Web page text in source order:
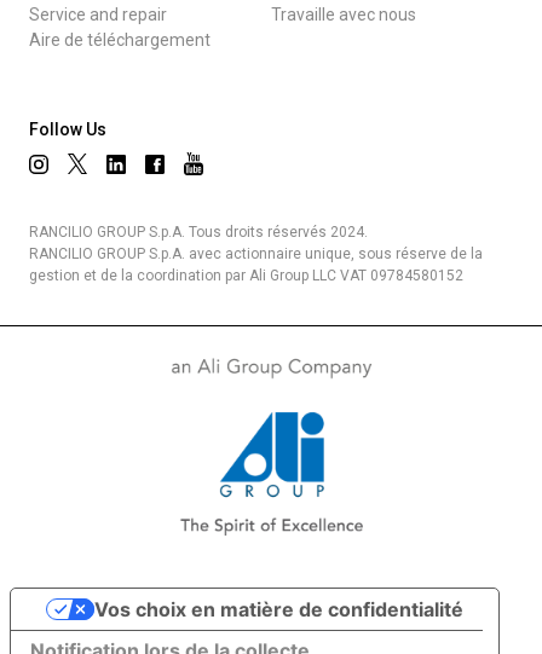
Service and repair
Aire de téléchargement
Travaille avec nous
Follow Us
RANCILIO GROUP S.p.A. Tous droits réservés 2024.
RANCILIO GROUP S.p.A. avec actionnaire unique, sous réserve de la
gestion et de la coordination par Ali Group LLC VAT 09784580152
Vos choix en matière de confidentialité